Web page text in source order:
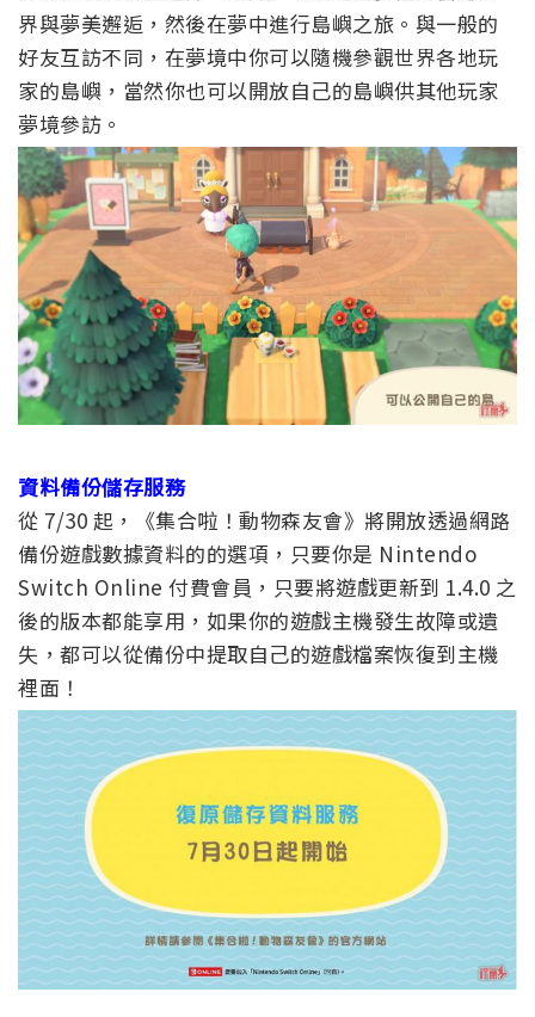
界與夢美邂逅，然後在夢中進行島嶼之旅。與一般的
好友互訪不同，在夢境中你可以隨機參觀世界各地玩
家的島嶼，當然你也可以開放自己的島嶼供其他玩家
夢境參訪。
資料備份儲存服務
從 7/30 起，《集合啦！動物森友會》將開放透過網路
備份遊戲數據資料的的選項，只要你是 Nintendo
Switch Online 付費會員，只要將遊戲更新到 1.4.0 之
後的版本都能享用，如果你的遊戲主機發生故障或遺
失，都可以從備份中提取自己的遊戲檔案恢復到主機
裡面！